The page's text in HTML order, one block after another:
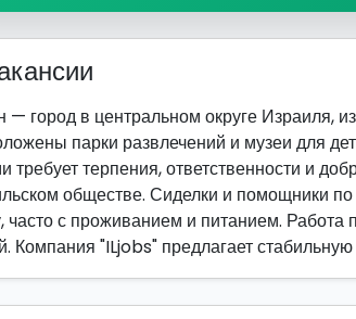
— город в центральном округе Израиля,
парки развлечений и музеи для
требует терпения, ответственности и
обществе. Сиделки и помощники
часто с проживанием и питанием. Работа
Компания "ILjobs" предлагает